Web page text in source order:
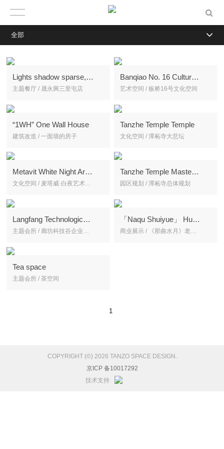
Lights shadow sparse, reflecting the world is not beautiful
主题餐厅 / 晟永興三里屯店
Banqiao No. 16 Cultural Space Reconstruction
艺术空间 / 板桥16号文化空间
“1WH” One Wall House
建筑改造 / 一面墙的房子
Tanzhe Temple Temple
文化空间 / 潭柘寺大悲坛
Metavit White Night Art Center
文化空间 / 麦塔威·白夜艺术中心
Tanzhe Temple Master Plan
园区规划 / 潭柘寺总体规划
Langfang Technological Valley Business Clubhouse
主题会所 / 廊坊科技谷企业会所
「Naqu Shuiyue」 Hutong Quartet in Old Beijing
商业展示 / 《那曲水月》老北京的胡同四重奏
Tea space
主题会所 / 茶空间
1
COPYRIGHT (©) 2026 TANZO SPACE DESIGN.
京ICP 备10017292
技术支持
全部